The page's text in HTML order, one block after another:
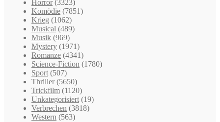
Horror (3323)
Komödie (7851)
Krieg (1062)
Musical (489)
Musik (969)
Mystery (1971)
Romanze (4341)
Science-Fiction (1780)
Sport (507)
Thriller (5650)
Trickfilm (1120)
Unkategorisiert (19)
Verbrechen (3818)
Western (563)